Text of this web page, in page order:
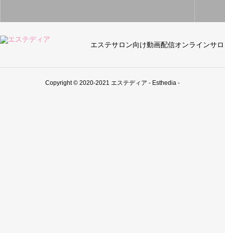
エステサロン向け動画配信オンラインサ
Copyright © 2020-2021 エステディア - Esthedia -